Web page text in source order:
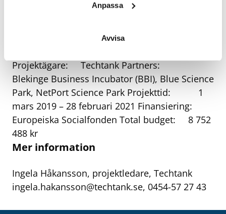
Anpassa
Avvisa
Projektägare: Techtank Partners:
Blekinge Business Incubator (BBI), Blue Science
Park, NetPort Science Park Projekttid: 1
mars 2019 – 28 februari 2021 Finansiering:
Europeiska Socialfonden Total budget: 8 752
488 kr
Mer information
Ingela Håkansson, projektledare, Techtank
ingela.hakansson@techtank.se, 0454-57 27 43